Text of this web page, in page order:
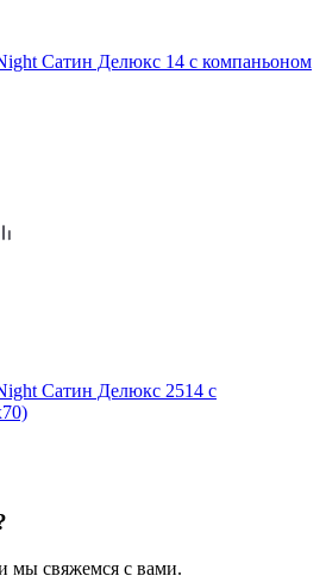
Сатин Делюкс 14 с компаньоном
Сатин Делюкс 2514 с
мы свяжемся с вами.